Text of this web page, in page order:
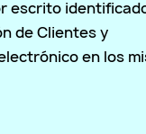
escrito
de Clientes y
en los